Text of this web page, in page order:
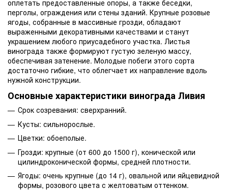
оплетать предоставленные опоры, а также беседки,
перголы, ограждения или стены зданий. Крупные розовые
ягоды, собранные в массивные грозди, обладают
выраженными декоративными качествами и станут
украшением любого приусадебного участка. Листья
винограда также формируют густую зеленую массу,
обеспечивая затенение. Молодые побеги этого сорта
достаточно гибкие, что облегчает их направление вдоль
нужной конструкции.
Основные характеристики винограда Ливия
Срок созревания: сверхранний.
Кусты: сильнорослые.
Цветки: обоеполые.
Грозди: крупные (от 600 до 1500 г), конической или
цилиндроконической формы, средней плотности.
Ягоды: очень крупные (до 14 г), овальной или яйцевидной
формы, розового цвета с желтоватым оттенком.